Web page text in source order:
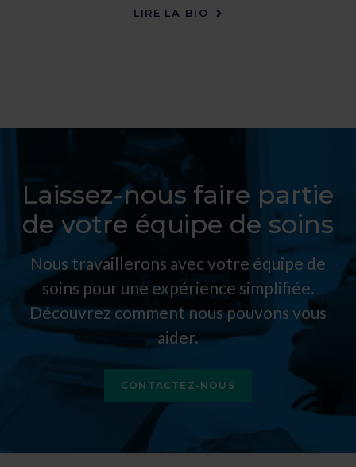
LIRE LA BIO
Laissez-nous faire partie
de votre équipe de soins
Nous travaillerons avec votre équipe de
soins pour une expérience simplifiée.
Découvrez comment nous pouvons vous
aider.
CONTACTEZ-NOUS